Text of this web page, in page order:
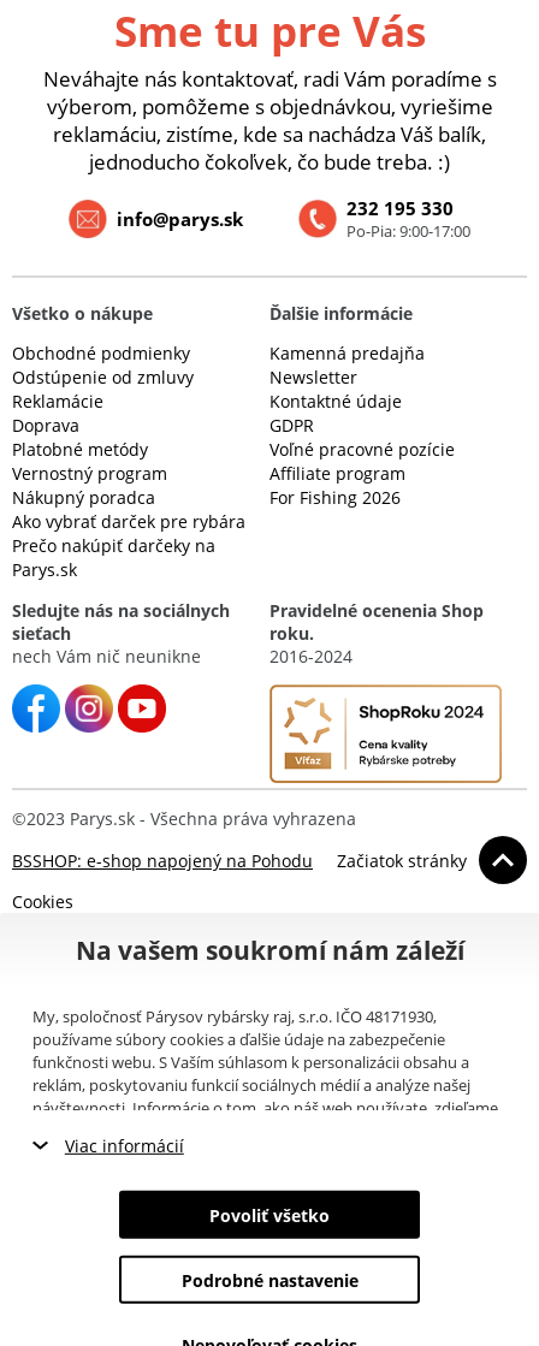
Sme tu pre Vás
Neváhajte nás kontaktovať, radi Vám poradíme s
výberom, pomôžeme s objednávkou, vyriešime
reklamáciu, zistíme, kde sa nachádza Váš balík,
jednoducho čokoľvek, čo bude treba. :)
232 195 330
Po-Pia: 9:00-17:00
info@parys.sk
Všetko o nákupe
Obchodné podmienky
Odstúpenie od zmluvy
Reklamácie
Doprava
Platobné metódy
Vernostný program
Nákupný poradca
Ako vybrať darček pre rybára
Prečo nakúpiť darčeky na
Parys.sk
Ďalšie informácie
Kamenná predajňa
Newsletter
Kontaktné údaje
GDPR
Voľné pracovné pozície
Affiliate program
For Fishing 2026
Sledujte nás na sociálnych
sieťach
nech Vám nič neunikne
Pravidelné ocenenia Shop
roku.
2016-2024
©2023 Parys.sk - Všechna práva vyhrazena
BSSHOP: e-shop napojený na Pohodu
Začiatok stránky
Cookies
Na vašem soukromí nám záleží
My, spoločnosť Párysov rybársky raj, s.r.o. IČO 48171930,
používame súbory cookies a ďalšie údaje na zabezpečenie
funkčnosti webu. S Vaším súhlasom k personalizácii obsahu a
reklám, poskytovaniu funkcií sociálnych médií a analýze našej
návštevnosti. Informácie o tom, ako náš web používate, zdieľame
(napríklad Google).Tu
informáciami, ktoré ste im poskytli alebo ktoré získali v dôsledku
toho, že používate ich služby. Tieto údaje zahŕňajú cookies, dáta z
ďalších úložísk, IP adresu a ďalšie informácie spojené s prezeraním
Viac informácií
Nevyhnutné cookies
Marketingové cookies
Analytické cookies
Povoliť všetko
Podrobné nastavenie